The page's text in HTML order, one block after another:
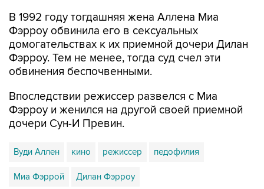
В 1992 году тогдашняя жена Аллена Миа
Фэрроу обвинила его в сексуальных
домогательствах к их приемной дочери Дилан
Фэрроу. Тем не менее, тогда суд счел эти
обвинения беспочвенными.
Впоследствии режиссер развелся с Миа
Фэрроу и женился на другой своей приемной
дочери Сун-И Превин.
Вуди Аллен кино режиссер педофилия
Миа Фэррой Дилан Фэрроу